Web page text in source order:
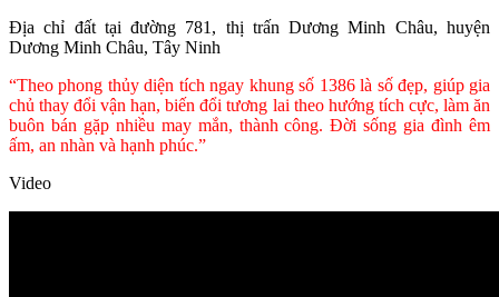
Địa chỉ đất tại đường 781, thị trấn Dương Minh Châu, huyện
Dương Minh Châu, Tây Ninh
“Theo phong thủy diện tích ngay khung số 1386 là số đẹp, giúp gia
chủ thay đổi vận hạn, biến đổi tương lai theo hướng tích cực, làm ăn
buôn bán gặp nhiều may mắn, thành công. Đời sống gia đình êm
ấm, an nhàn và hạnh phúc.”
Video